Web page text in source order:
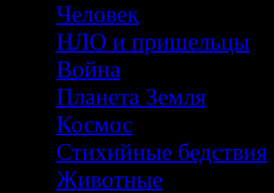
Человек
НЛО и пришельцы
Война
Планета Земля
Космос
Стихийные бедствия
Животные